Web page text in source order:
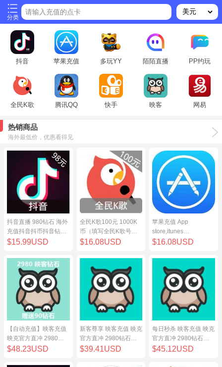
分类
请输入充值的点卡
抖音 苹果充值 多玩YY 陌陌直播 PP约玩
全民K歌 腾讯QQ 快手 映客 网易
热销商品
海外最低价，优惠看得见
抖音直播 980钻石 海外
充值抖音抖币抖音钻98
元
$15.99USD
全民K歌100元 1000K
币（填写全民K歌号充
值）
$16.08USD
苹果充值 App
store,itunes
store,iphone,ipad中国
$16.08USD
【自动充值】映客充值
映克官方直冲 2980钻
石 298元 inke钻石
$48.23USD
新客尊享 映客充值 映克
官方直冲 2980钻石
298元 inke钻石
$39.41USD
每日秒杀 映客充值 映克
官方直冲 2980钻石
298元 inke钻石
$45.12USD